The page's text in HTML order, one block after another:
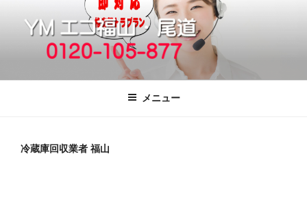
福山市で格安の不用品回収、買取、処
分は粗大ごみ処分、廃品回収も対応の
引っ越しゴミ・粗大ゴミの片付けをいたします
メニュー
冷蔵庫回収業者 福山